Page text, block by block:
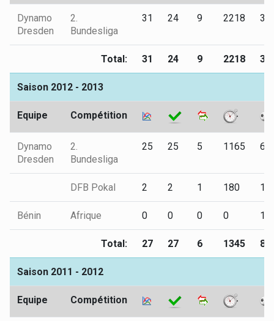
Dynamo
Dresden
2.
Bundesliga
31 24 9 2218 3
Total: 31 24 9 2218 3
Saison 2012 - 2013
Equipe Compétition
Dynamo
Dresden
2.
Bundesliga
25 25 5 1165 6
DFB Pokal 2 2 1 180 1
Bénin Afrique 0 0 0 0 1
Total: 27 27 6 1345 8
Saison 2011 - 2012
Equipe Compétition